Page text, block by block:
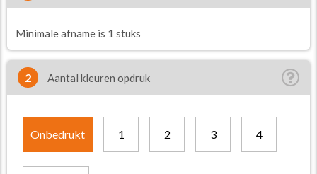
Minimale afname is 1 stuks
2 Aantal kleuren opdruk
Onbedrukt 1 2 3 4